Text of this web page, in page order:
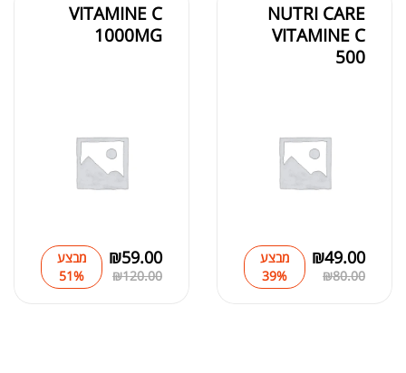
NUTRI CARE
VITAMINE C
500
₪80.00
₪49.00
מבצע
39%
VITAMINE C
1000MG
₪120.00
₪59.00
מבצע
51%